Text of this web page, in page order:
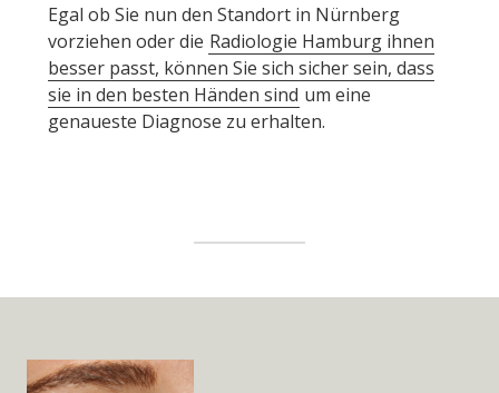
Egal ob Sie nun den Standort in Nürnberg
vorziehen oder die Radiologie Hamburg ihnen
besser passt, können Sie sich sicher sein, dass
sie in den besten Händen sind um eine
genaueste Diagnose zu erhalten.
Area